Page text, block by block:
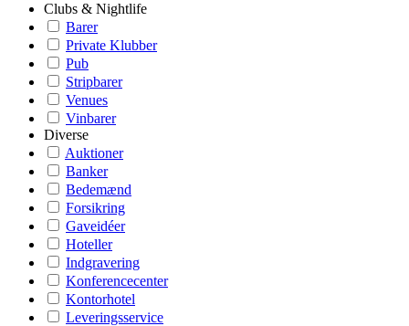
Clubs & Nightlife
Barer
Private Klubber
Pub
Stripbarer
Venues
Vinbarer
Diverse
Auktioner
Banker
Bedemænd
Forsikring
Gaveidéer
Hoteller
Indgravering
Konferencecenter
Kontorhotel
Leveringsservice